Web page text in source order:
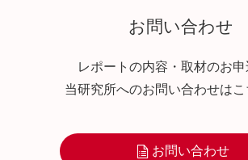
お問い合わせ
レポートの内容・取材のお
当研究所へのお問い合わせはこ
お問い合わせ